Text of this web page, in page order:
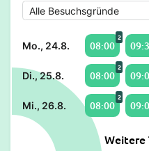
Mo., 24.8. 08:00
2
Di., 25.8. 08:00
2
Mi., 26.8. 08:00
2
Weitere